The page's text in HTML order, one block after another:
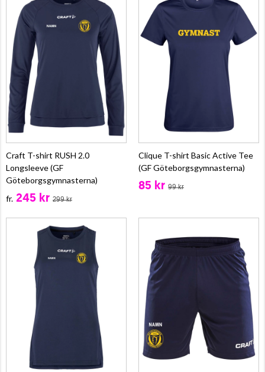
Craft T-shirt RUSH 2.0
Longsleeve (GF
Göteborgsgymnasterna)
fr. 245 kr 299 kr
Clique T-shirt Basic Active Tee
(GF Göteborgsgymnasterna)
85 kr 99 kr